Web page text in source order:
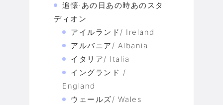
追懐·あの日あの時あのスタ
ディオン
アイルランド/ Ireland
アルバニア/ Albania
イタリア/ Italia
イングランド /
England
ウェールズ/ Wales